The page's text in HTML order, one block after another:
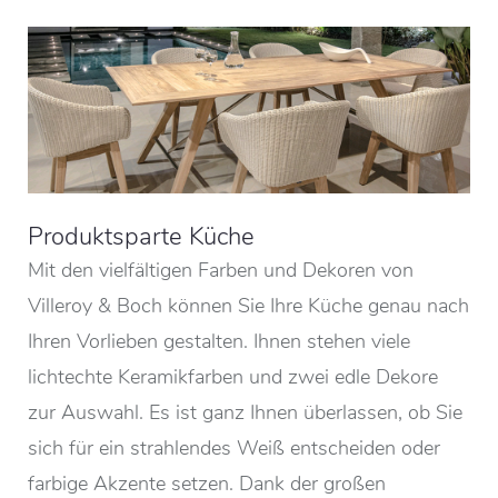
Produktsparte Küche
Mit den vielfältigen Farben und Dekoren von
Villeroy & Boch können Sie Ihre Küche genau nach
Ihren Vorlieben gestalten. Ihnen stehen viele
lichtechte Keramikfarben und zwei edle Dekore
zur Auswahl. Es ist ganz Ihnen überlassen, ob Sie
sich für ein strahlendes Weiß entscheiden oder
farbige Akzente setzen. Dank der großen